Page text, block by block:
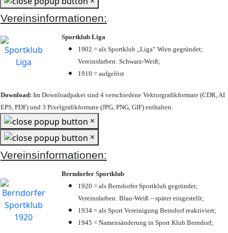
Vereinsinformationen:
Sportklub Liga
1902 = als Sportklub „Liga“ Wien gegründet;
Vereinsfarben: Schwarz-Weiß;
1910 = aufgelöst
Download: Im Downloadpaket sind 4 verschiedene Vektorgrafikformate (CDR, AI
EPS, PDF) und 3 Pixelgrafikformate (JPG, PNG, GIF) enthalten.
×
×
Vereinsinformationen:
Berndorfer Sportklub
1920 = als Berndorfer Sportklub gegründet;
Vereinsfarben: Blau-Weiß – später eingestellt;
1934 = als Sport Vereinigung Berndorf reaktiviert;
1945 = Namensänderung in Sport Klub Berndorf;